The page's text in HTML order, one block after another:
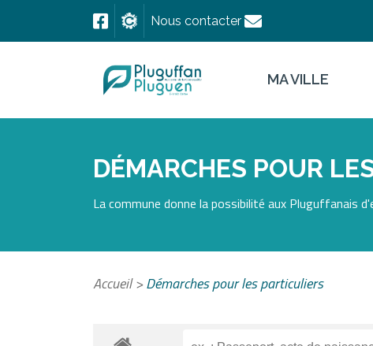
Nous contacter
MA VILLE
DÉMARCHES POUR
La commune donne la possibilité aux Pluguffanais
Accueil>Démarches pour les particuliers